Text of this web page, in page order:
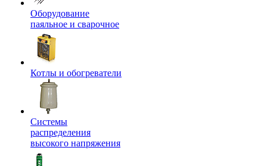
Оборудование
паяльное и сварочное
Котлы и обогреватели
Системы
распределения
высокого напряжения